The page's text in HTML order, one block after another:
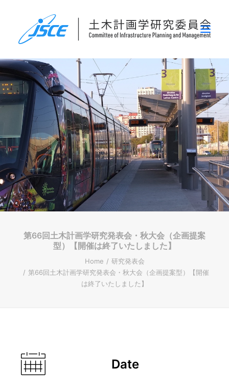
ホーム
委員会概要
研究発表会
論文集・刊行物
行事案内
表彰
災害関連調査情報
リンク
第66回土木計画学研究発表会・秋大会（企画提案
型）【開催は終了いたしました】
Home
研究発表会
第66回土木計画学研究発表会・秋大会（企画提案型）【開催
は終了いたしました】
Date